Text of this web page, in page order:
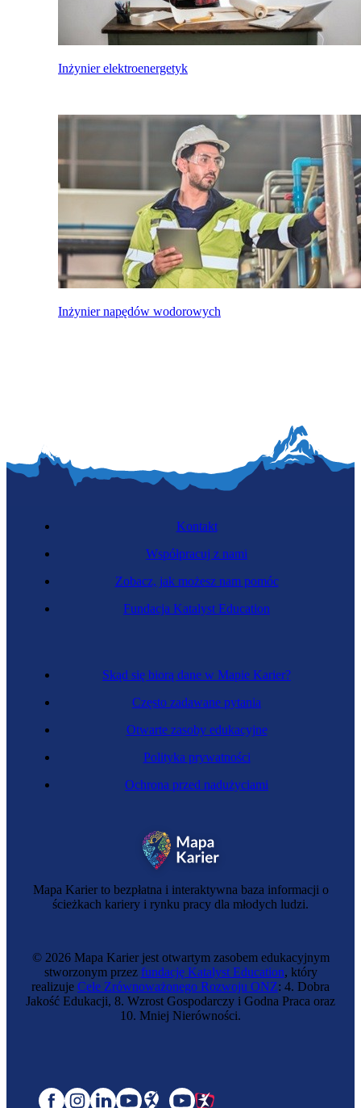
Inżynier elektroenergetyk
Inżynier napędów wodorowych
Mapa Karier to bezpłatna i interaktywna baza informacji o
ścieżkach kariery i rynku pracy dla młodych ludzi.
Skąd się biorą dane w Mapie Karier?
Często zadawane pytania
Otwarte zasoby edukacyjne
Polityka prywatności
Ochrona przed nadużyciami
Kontakt
Współpracuj z nami
Zobacz, jak możesz nam pomóc
Fundacja Katalyst Education
© 2026 Mapa Karier jest otwartym zasobem edukacyjnym
stworzonym przez fundację Katalyst Education, który
realizuje Cele Zrównoważonego Rozwoju ONZ: 4. Dobra
Jakość Edukacji, 8. Wzrost Gospodarczy i Godna Praca oraz
10. Mniej Nierówności.